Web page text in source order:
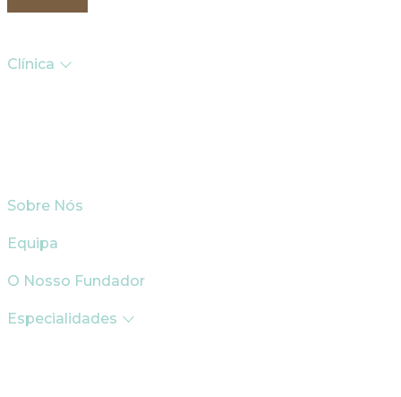
Clínica
Sobre Nós
Equipa
O Nosso Fundador
Especialidades